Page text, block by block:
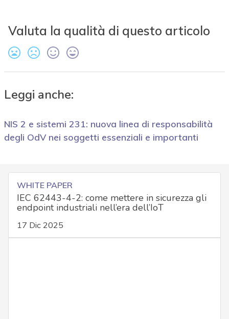
Valuta la qualità di questo articolo
Leggi anche:
NIS 2 e sistemi 231: nuova linea di responsabilità
degli OdV nei soggetti essenziali e importanti
WHITE PAPER
IEC 62443-4-2: come mettere in sicurezza gli
endpoint industriali nell’era dell’IoT
17 Dic 2025